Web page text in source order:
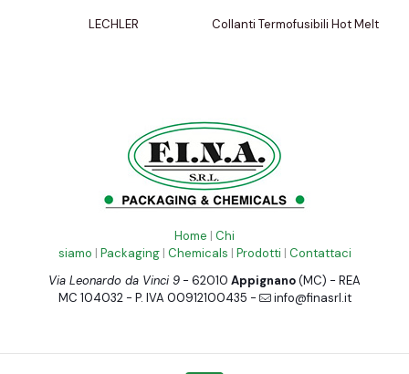
LECHLER Collanti Termofusibili Hot Melt
Home | Chi
siamo | Packaging| Chemicals | Prodotti | Contattaci
Via Leonardo da Vinci 9 - 62010 Appignano(MC) - REA
MC 104032 - P. IVA 00912100435 -
info@finasrl.it